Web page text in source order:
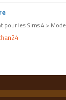
pour les Sims 4 > Mode